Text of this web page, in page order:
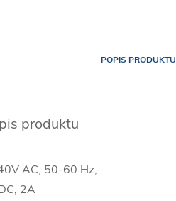
POPIS PRODUKTU
produktu
AC, 50-60 Hz,
2A